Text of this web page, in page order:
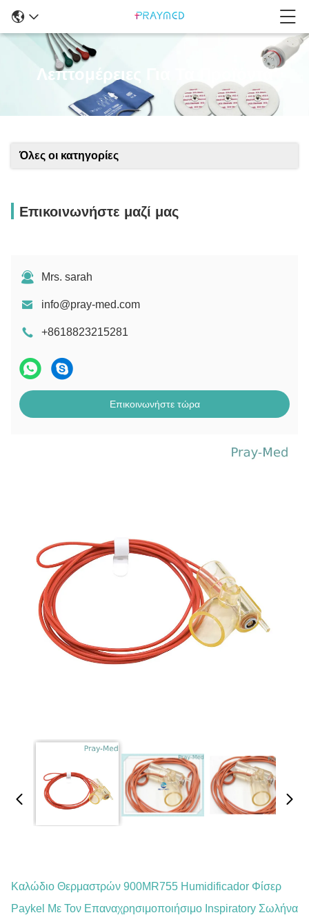
Λεπτομέρειες Για Τα Προϊόντα
Όλες οι κατηγορίες
Επικοινωνήστε μαζί μας
Mrs. sarah
info@pray-med.com
+8618823215281
Επικοινωνήστε τώρα
Καλώδιο Θερμαστρών 900MR755 Humidificador Φίσερ
Paykel Με Τον Επαναχρησιμοποιήσιμο Inspiratory Σωλήνα